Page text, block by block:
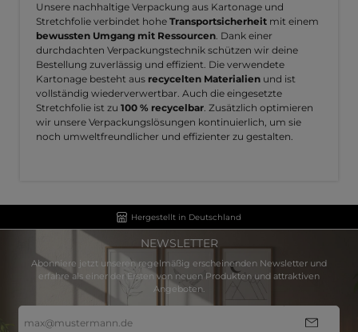
Unsere nachhaltige Verpackung aus Kartonage und
Stretchfolie verbindet hohe Transportsicherheit mit einem
bewussten Umgang mit Ressourcen. Dank einer
durchdachten Verpackungstechnik schützen wir deine
Bestellung zuverlässig und effizient. Die verwendete
Kartonage besteht aus recycelten Materialien und ist
vollständig wiederverwertbar. Auch die eingesetzte
Stretchfolie ist zu 100 % recycelbar. Zusätzlich optimieren
wir unsere Verpackungslösungen kontinuierlich, um sie
noch umweltfreundlicher und effizienter zu gestalten.
Hergestellt in Deutschland
NEWSLETTER
Abonniere jetzt unseren regelmäßig erscheinenden Newsletter und
erfahre als einer der Ersten von neuen Produkten und attraktiven
Angeboten.
Mail-